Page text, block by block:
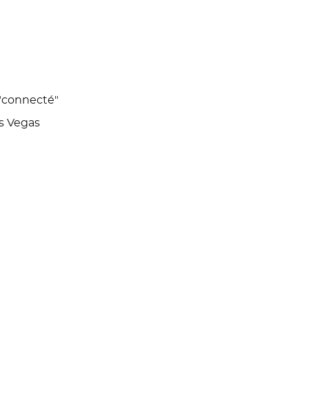
Vegas